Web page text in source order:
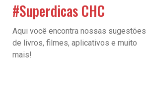
#Superdicas CHC
Aqui você encontra nossas sugestões
de livros, filmes, aplicativos e muito
mais!